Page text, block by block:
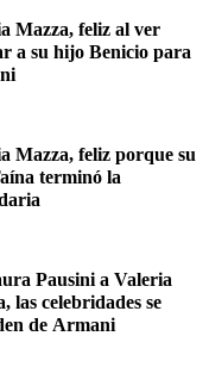
Mazza, feliz al ver
a su hijo Benicio para
Mazza, feliz porque su
terminó la
Pausini a Valeria
las celebridades se
de Armani